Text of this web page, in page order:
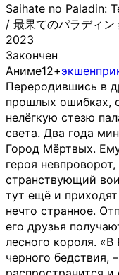
Saihate no Paladin:
/ 最果てのパラディン
2023
Закончен
Аниме12+экшен
Переродившись в
прошлых ошибках,
нелёгкую стезю
света. Два года
Город Мёртвых.
героя
странствующий
тут ещё и
нечто странное.
его друзья
лесного короля.
черного бедствия,